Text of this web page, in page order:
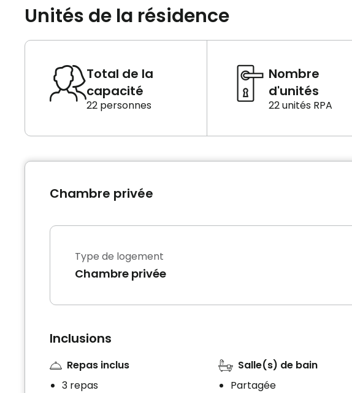
Unités de la résidence
Total de la
capacité
22 personnes
Nombre
d'unités
22 unités RPA
Chambre privée
Type de logement
Chambre privée
Inclusions
Repas inclus
3 repas
Salle(s) de bain
Partagée